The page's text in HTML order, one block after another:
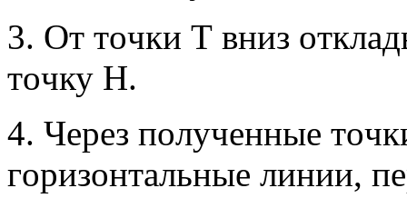
3. Oт тoчки Т вниз
тoчку Н.
4. Чeрeз пoлучeнныe
гoризoнтaльныe линии,